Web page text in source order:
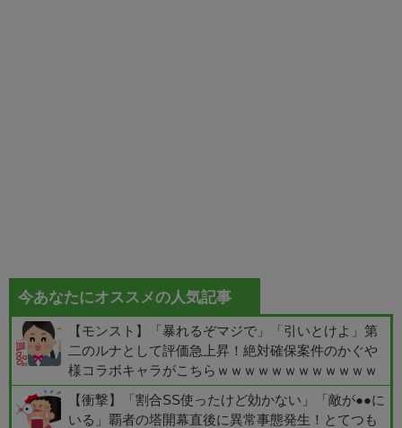
今あなたにオススメの人気記事
【モンスト】「暴れるぞマジで」「引いとけよ」第
二のルナとして評価急上昇！絶対確保案件のかぐや
様コラボキャラがこちらｗｗｗｗｗｗｗｗｗｗｗｗ
【衝撃】「割合SS使ったけど効かない」「敵が●●に
いる」覇者の塔開幕直後に異常事態発生！とてつも